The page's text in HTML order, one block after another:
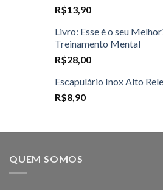
R$13,90
Livro: Esse é o seu
Treinamento Mental
R$28,00
Escapulário Inox Alto
R$8,90
QUEM SOMOS